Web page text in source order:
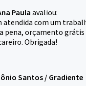
Paulaavaliou:
atendida com um
pena, orçamento grátis
Obrigada!
Santos / Gradiente